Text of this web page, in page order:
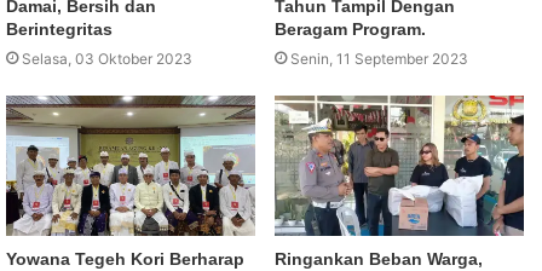
Damai, Bersih dan
Berintegritas
Selasa, 03 Oktober 2023
Tahun Tampil Dengan
Beragam Program.
Senin, 11 September 2023
Yowana Tegeh Kori Berharap
Ringankan Beban Warga,